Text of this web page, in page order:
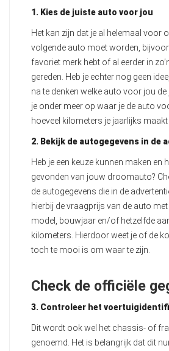
1. Kies de juiste auto voor jou
Het kan zijn dat je al helemaal voor
volgende auto moet worden,
favoriet merk hebt of al eerder in
gereden. Heb je echter nog geen
na te denken welke auto voor jou de
je onder meer op waar je de auto
hoeveel kilometers je jaarlijks maakt
2. Bekijk de autogegevens in de
Heb je een keuze kunnen maken en
gevonden van jouw droomauto?
de autogegevens die in de
hierbij de vraagprijs van de auto
model, bouwjaar en/of hetzelfde
kilometers. Hierdoor weet je of de
toch te mooi is om waar te zijn.
Check de officiële
3. Controleer het
Dit wordt ook wel het chassis- of
genoemd. Het is belangrijk dat dit